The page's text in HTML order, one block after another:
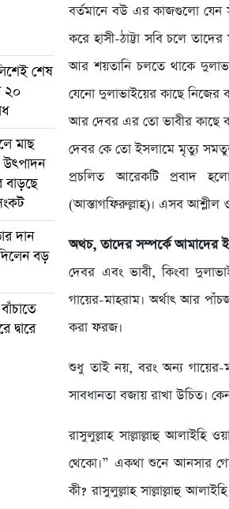
শেষ
২০
মাছ
উৎপাদন
দান
বড়
দ্বারে
বর্তমানে বউ এর কাজগুলো যেন
করে হাসী-ঠাট্টা সবি চলে
আর শয়তানি চলতে থাকে
যেনো দুলাভাইয়ের কাছে
আর দেবর এর তো ভাবীর কাছে
দেবর কে তো ইসলামে মৃত্যু
প্রচলিত আরেকটি প্রবাদ
(আস্তাগফিরুল্লাহ)। এসব আশ্লীল
অথচ, তাদের সম্পর্কে আমাদের
দেবর এবং ভাবী, কিংবা
গায়ের-মাহরাম। অর্থাৎ আর
করা ফরজ।
শুধু তাই নয়, বরং অন্য গায়ের-
সাবধানতা বজায় রাখা উচিত।
রাসুলুল্লাহ সাল্লাল্লাহু আলাইহি
থেকো।” একথা শুনে আনসার
কী? রাসুলুল্লাহ সাল্লাল্লাহু